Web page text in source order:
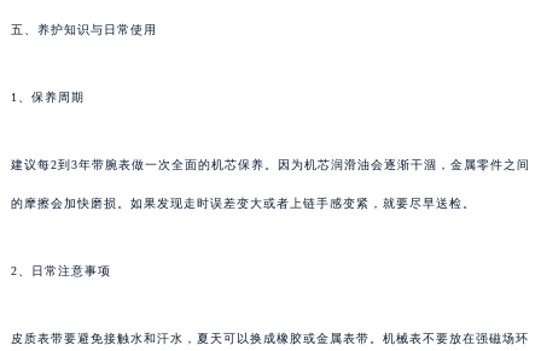
五、养护知识与日常使用
1、保养周期
建议每2到3年带腕表做一次全面的机芯保养。因为机芯润滑油会逐渐干涸，金属零件之间
的摩擦会加快磨损。如果发现走时误差变大或者上链手感变紧，就要尽早送检。
2、日常注意事项
皮质表带要避免接触水和汗水，夏天可以换成橡胶或金属表带。机械表不要放在强磁场环